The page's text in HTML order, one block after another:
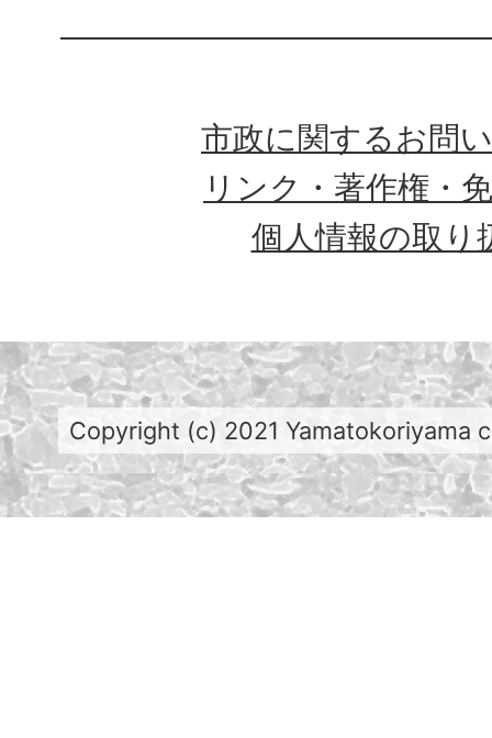
市政に関するお問
リンク・著作権・
個人情報の取り
Copyright (c) 2021 Yamatokoriyama